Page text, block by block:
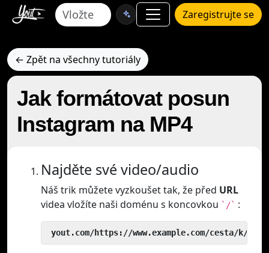
Zaregistrujte se
← Zpět na všechny tutoriály
Jak formátovat posun
Instagram na MP4
Najděte své video/audio
Náš trik můžete vyzkoušet tak, že před URL
videa vložíte naši doménu s koncovkou `/` :
yout.com/https://www.example.com/cesta/k/